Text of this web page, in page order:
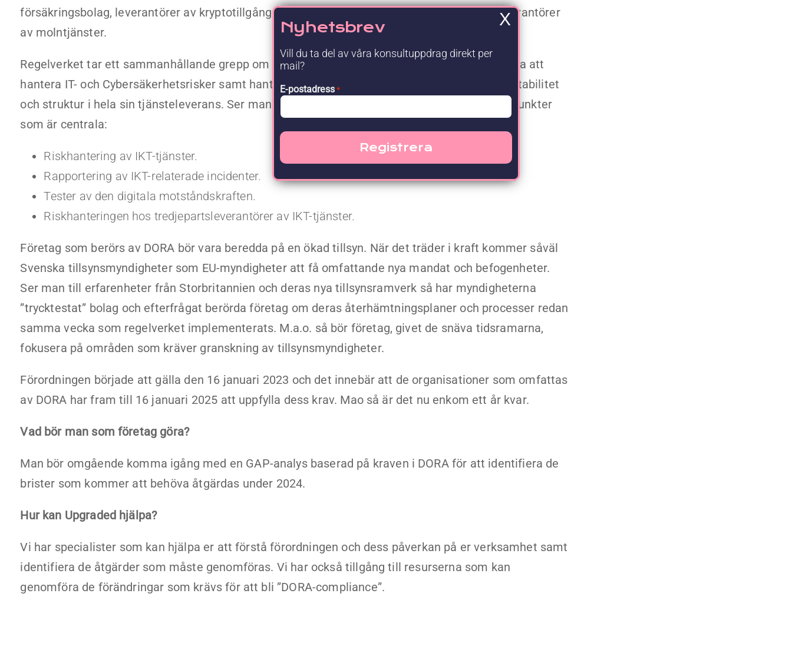
försäkringsbolag, leverantörer av kryptotillgångar, leverantörer av datarapportering samt leverantörer
av molntjänster.
Regelverket tar ett sammanhållande grepp om effektiv riskhantering, organisationens förmåga att
hantera IT- och Cybersäkerhetsrisker samt hantering av tredjepartsrisker. Detta för att få en stabilitet
och struktur i hela sin tjänsteleverans. Ser man till regelverket så är det framförallt följande punkter
som är centrala:
Riskhantering av IKT-tjänster.
Rapportering av IKT-relaterade incidenter.
Tester av den digitala motståndskraften.
Riskhanteringen hos tredjepartsleverantörer av IKT-tjänster.
Företag som berörs av DORA bör vara beredda på en ökad tillsyn. När det träder i kraft kommer såväl
Svenska tillsynsmyndigheter som EU-myndigheter att få omfattande nya mandat och befogenheter.
Ser man till erfarenheter från Storbritannien och deras nya tillsynsramverk så har myndigheterna
”trycktestat” bolag och efterfrågat berörda företag om deras återhämtningsplaner och processer redan
samma vecka som regelverket implementerats. M.a.o. så bör företag, givet de snäva tidsramarna,
fokusera på områden som kräver granskning av tillsynsmyndigheter.
Förordningen började att gälla den 16 januari 2023 och det innebär att de organisationer som omfattas
av DORA har fram till 16 januari 2025 att uppfylla dess krav. Mao så är det nu enkom ett år kvar.
Vad bör man som företag göra?
Man bör omgående komma igång med en GAP-analys baserad på kraven i DORA för att identifiera de
brister som kommer att behöva åtgärdas under 2024.
Hur kan Upgraded hjälpa?
Vi har specialister som kan hjälpa er att förstå förordningen och dess påverkan på er verksamhet samt
identifiera de åtgärder som måste genomföras. Vi har också tillgång till resurserna som kan
genomföra de förändringar som krävs för att bli ”DORA-compliance”.
Nyhetsbrev
Vill du ta del av våra konsultuppdrag direkt per
mail?
E-postadress *
X